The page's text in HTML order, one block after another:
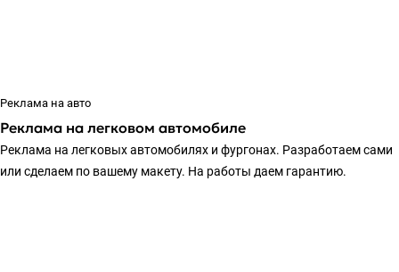
Реклама на авто
Реклама на легковом автомобиле
Реклама на легковых автомобилях и фургонах. Разработаем сами
или сделаем по вашему макету. На работы даем гарантию.